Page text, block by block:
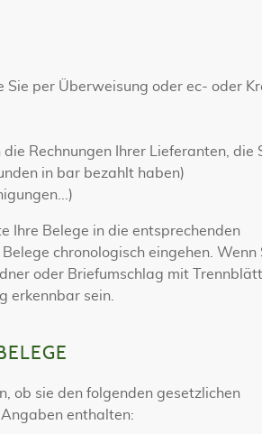
Sie per Überweisung oder ec- oder
Rechnungen Ihrer Lieferanten, die
in bar bezahlt haben)
Ihre Belege in die entsprechenden
chronologisch eingehen. Wenn
oder Briefumschlag mit
erkennbar sein.
ob sie den folgenden gesetzlichen
enthalten: